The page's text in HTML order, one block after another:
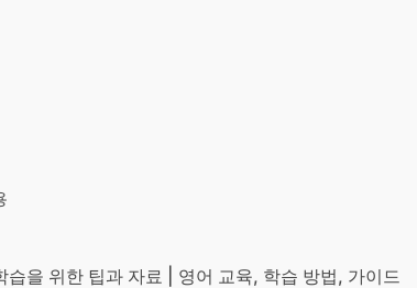
을 위한 팁과 자료 | 영어 교육, 학습 방법, 가이드